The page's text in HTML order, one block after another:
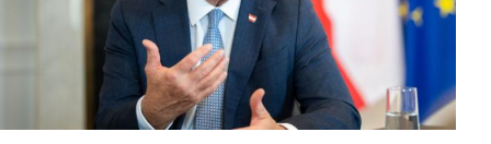
Untermenü
Untermenü